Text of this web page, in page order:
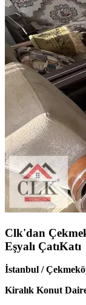
Clk'dan
Eşyalı ÇatıKatı
İstanbul /
Kiralık Konut